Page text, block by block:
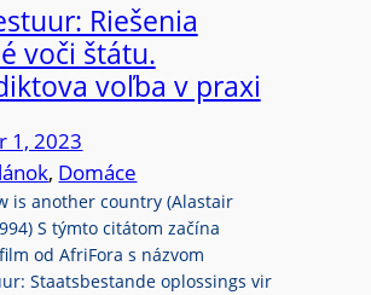
Riešenia
voči štátu.
voľba v praxi
1, 2023
, Domáce
is another country (Alastair
S týmto citátom začína
od AfriFora s názvom
Staatsbestande oplossings vir